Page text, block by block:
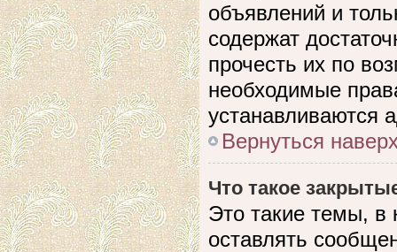
объявлений и
содержат
прочесть их по
необходимые
устанавливаются
Вернуться
Что такое
Это такие темы, в
оставлять